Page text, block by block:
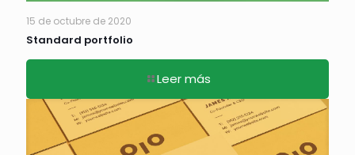
15 de octubre de 2020
Standard portfolio
Leer más